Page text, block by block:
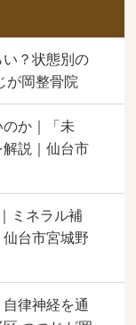
い？状態別の
が岡整骨院
か｜「未
説｜仙台市
ミネラル補
台市宮城野
律神経を通